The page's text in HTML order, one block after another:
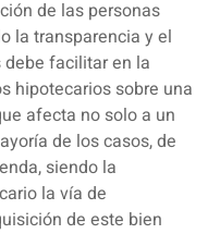
de las personas
la transparencia y el
facilitar en la
hipotecarios sobre una
afecta no solo a un
de los casos, de
siendo la
la vía de
de este bien